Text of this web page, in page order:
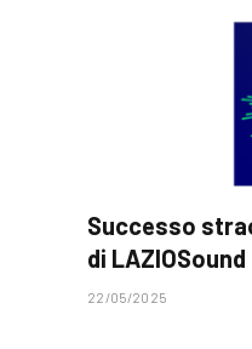
Successo
di LAZIOSound
22/05/2025